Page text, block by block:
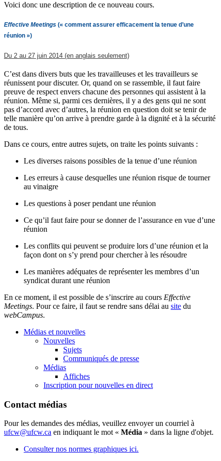
Voici donc une description de ce nouveau cours.
Effective Meetings (« comment assurer efficacement la tenue d’une
réunion »)
Du 2 au 27 juin 2014 (en angl ais seulement)
C’est dans divers buts que les travailleuses et les travailleurs se
réunissent pour discuter. Or, quand on se rassemble, il faut faire
preuve de respect envers chacune des personnes qui assistent à la
réunion. Même si, parmi ces dernières, il y a des gens qui ne sont
pas d’accord avec d’autres, la réunion en question doit se tenir de
telle manière qu’on arrive à prendre garde à la dignité et à la sécurité
de tous.
Dans ce cours, entre autres sujets, on traite les points suivants :
Les diverses raisons possibles de la tenue d’une réunion
Les erreurs à cause desquelles une réunion risque de tourner
au vinaigre
Les questions à poser pendant une réunion
Ce qu’il faut faire pour se donner de l’assurance en vue d’une
réunion
Les conflits qui peuvent se produire lors d’une réunion et la
façon dont on s’y prend pour chercher à les résoudre
Les manières adéquates de représenter les membres d’un
syndicat durant une réunion
En ce moment, il est possible de s’inscrire au cours Effective
Meetings. Pour ce faire, il faut se rendre sans délai au site du
webCampus.
Médias et nouvelles
Nouvelles
Sujets
Communiqués de presse
Médias
Affiches
Inscription pour nouvelles en direct
Contact médias
Pour les demandes des médias, veuillez envoyer un courriel à
ufcw@ufcw.ca en indiquant le mot « Média » dans la ligne d'objet.
Consulter nos normes graphiques ici.